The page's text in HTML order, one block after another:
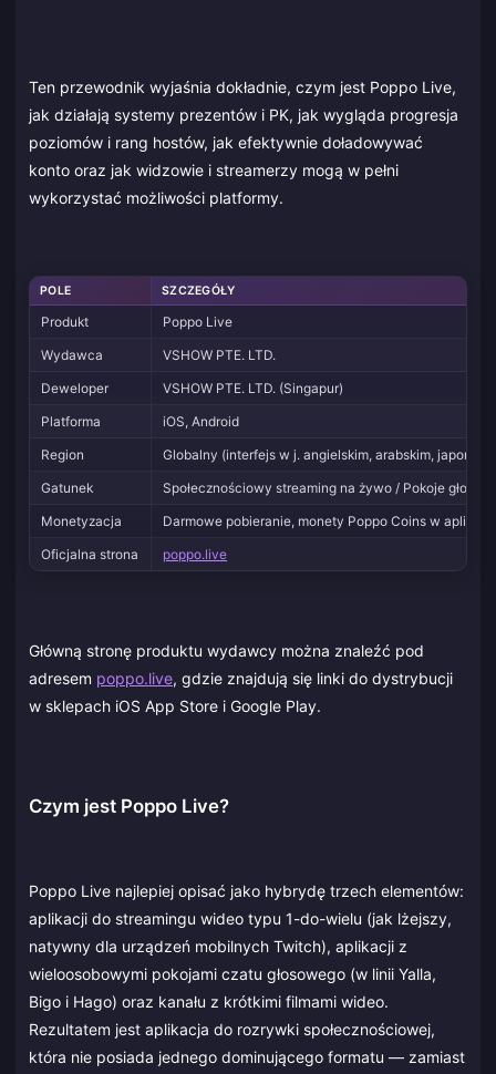
Ten przewodnik wyjaśnia dokładnie, czym jest Poppo Live,
jak działają systemy prezentów i PK, jak wygląda progresja
poziomów i rang hostów, jak efektywnie doładowywać
konto oraz jak widzowie i streamerzy mogą w pełni
wykorzystać możliwości platformy.
POLE SZCZEGÓŁY
Produkt
Poppo Live
Wydawca
VSHOW PTE. LTD.
Deweloper
VSHOW PTE. LTD. (Singapur)
Platforma
iOS, Android
Region
Globalny (interfejs w j. angielskim, arabskim,
Gatunek
Społecznościowy streaming na żywo / Pokoje
Monetyzacja
Darmowe pobieranie, monety Poppo Coins w aplikacji
Oficjalna strona
poppo.live
Główną stronę produktu wydawcy można znaleźć pod
adresem poppo.live, gdzie znajdują się linki do dystrybucji
w sklepach iOS App Store i Google Play.
Czym jest Poppo Live?
Poppo Live najlepiej opisać jako hybrydę trzech elementów:
aplikacji do streamingu wideo typu 1-do-wielu (jak lżejszy,
natywny dla urządzeń mobilnych Twitch), aplikacji z
wieloosobowymi pokojami czatu głosowego (w linii Yalla,
Bigo i Hago) oraz kanału z krótkimi filmami wideo.
Rezultatem jest aplikacja do rozrywki społecznościowej,
która nie posiada jednego dominującego formatu — zamiast